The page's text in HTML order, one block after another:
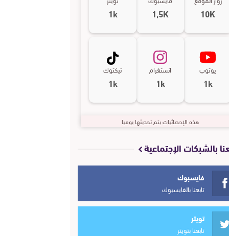
10K
1,5K
1k
يوتوب
1k
انستغرام
1k
تيكتوك
1k
هذه الإحصائيات يتم تحديثها يوميا
بالشبكات الإجتماعية
فايسبوك
تابعنا بالفايسبوك
تويتر
تابعنا بتويتر